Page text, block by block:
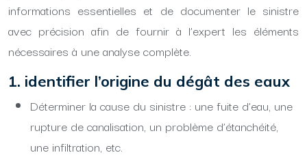
informations essentielles et de documenter le sinistre
avec précision afin de fournir à l’expert les éléments
nécessaires à une analyse complète.
1. identifier l’origine du dégât des eaux
Déterminer la cause du sinistre : une fuite d’eau, une
rupture de canalisation, un problème d’étanchéité,
une infiltration, etc.